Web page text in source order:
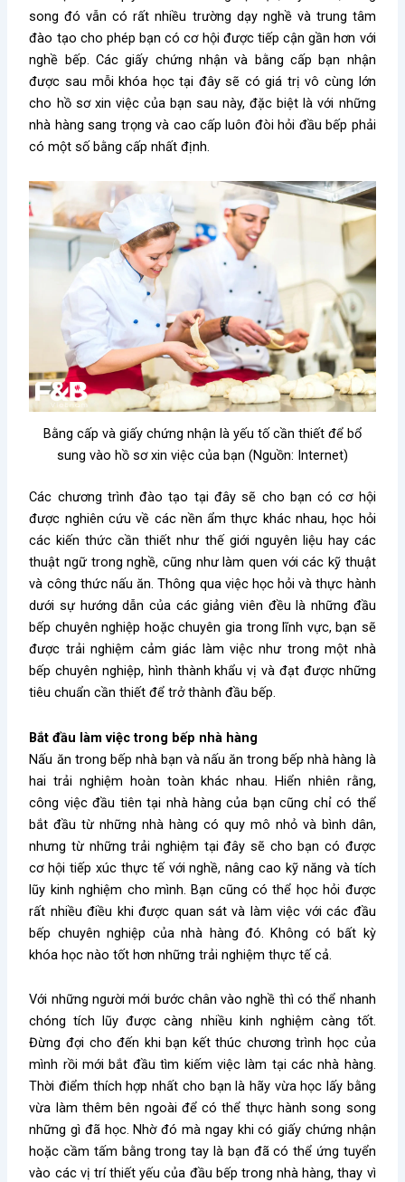
song đó vẫn có rất nhiều trường dạy nghề và trung tâm
đào tạo cho phép bạn có cơ hội được tiếp cận gần hơn với
nghề bếp. Các giấy chứng nhận và bằng cấp bạn nhận
được sau mỗi khóa học tại đây sẽ có giá trị vô cùng lớn
cho hồ sơ xin việc của bạn sau này, đặc biệt là với những
nhà hàng sang trọng và cao cấp luôn đòi hỏi đầu bếp phải
có một số bằng cấp nhất định.
Bằng cấp và giấy chứng nhận là yếu tố cần thiết để bổ
sung vào hồ sơ xin việc của bạn (Nguồn: Internet)
Các chương trình đào tạo tại đây sẽ cho bạn có cơ hội
được nghiên cứu về các nền ẩm thực khác nhau, học hỏi
các kiến thức cần thiết như thế giới nguyên liệu hay các
thuật ngữ trong nghề, cũng như làm quen với các kỹ thuật
và công thức nấu ăn. Thông qua việc học hỏi và thực hành
dưới sự hướng dẫn của các giảng viên đều là những đầu
bếp chuyên nghiệp hoặc chuyên gia trong lĩnh vực, bạn sẽ
được trải nghiệm cảm giác làm việc như trong một nhà
bếp chuyên nghiệp, hình thành khẩu vị và đạt được những
tiêu chuẩn cần thiết để trở thành đầu bếp.
Bắt đầu làm việc trong bếp nhà hàng
Nấu ăn trong bếp nhà bạn và nấu ăn trong bếp nhà hàng là
hai trải nghiệm hoàn toàn khác nhau. Hiển nhiên rằng,
công việc đầu tiên tại nhà hàng của bạn cũng chỉ có thể
bắt đầu từ những nhà hàng có quy mô nhỏ và bình dân,
nhưng từ những trải nghiệm tại đây sẽ cho bạn có được
cơ hội tiếp xúc thực tế với nghề, nâng cao kỹ năng và tích
lũy kinh nghiệm cho mình. Bạn cũng có thể học hỏi được
rất nhiều điều khi được quan sát và làm việc với các đầu
bếp chuyên nghiệp của nhà hàng đó. Không có bất kỳ
khóa học nào tốt hơn những trải nghiệm thực tế cả.
Với những người mới bước chân vào nghề thì có thể nhanh
chóng tích lũy được càng nhiều kinh nghiệm càng tốt.
Đừng đợi cho đến khi bạn kết thúc chương trình học của
mình rồi mới bắt đầu tìm kiếm việc làm tại các nhà hàng.
Thời điểm thích hợp nhất cho bạn là hãy vừa học lấy bằng
vừa làm thêm bên ngoài để có thể thực hành song song
những gì đã học. Nhờ đó mà ngay khi có giấy chứng nhận
hoặc cầm tấm bằng trong tay là bạn đã có thể ứng tuyển
vào các vị trí thiết yếu của đầu bếp trong nhà hàng, thay vì